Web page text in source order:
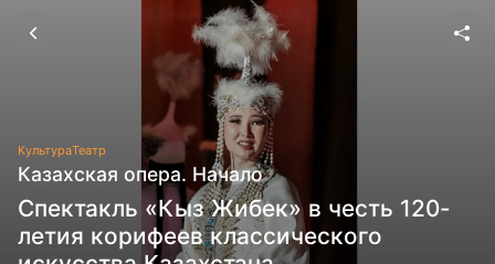
КультураТеатр
Казахская опера. Начало
Спектакль «Кыз Жибек» в честь 120-
летия корифеев классического